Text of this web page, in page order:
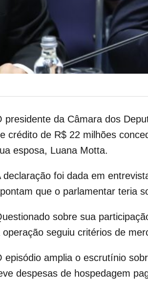
presidente da Câmara dos
crédito de R$ 22 milhões
esposa, Luana Motta.
declaração foi dada em
que o parlamentar teria
sobre sua
operação seguiu critérios de
episódio amplia o escrutínio
despesas de hospedagem